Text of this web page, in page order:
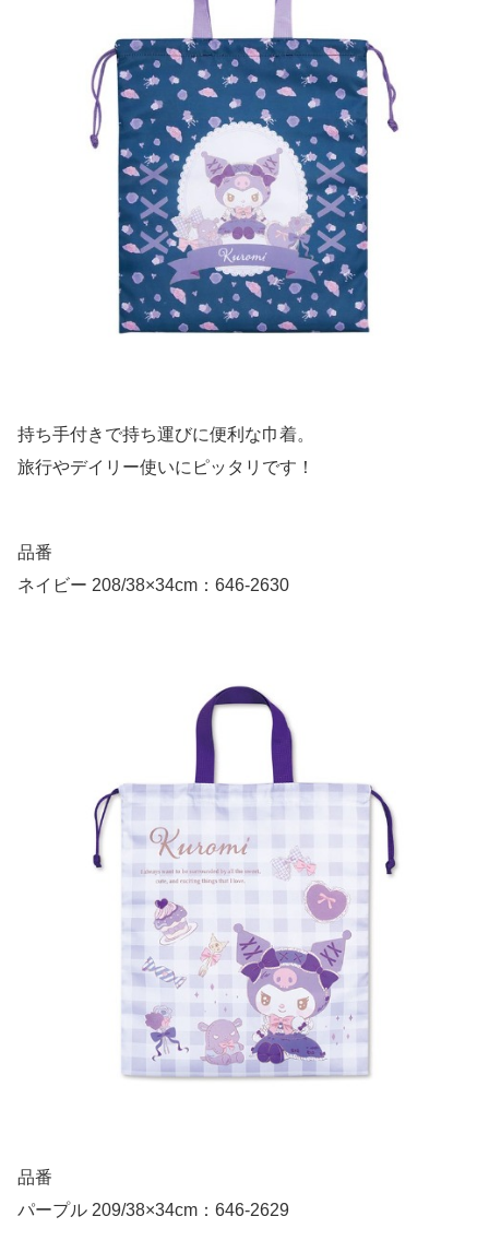
持ち手付きで持ち運びに便利な巾着。
旅行やデイリー使いにピッタリです！
品番
ネイビー 208/38×34cm：646-2630
品番
パープル 209/38×34cm：646-2629